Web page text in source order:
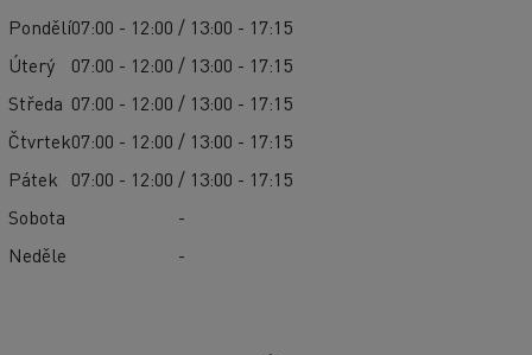
Pondělí07:00 - 12:00 / 13:00 - 17:15
Úterý
07:00 - 12:00 / 13:00 - 17:15
Středa 07:00 - 12:00 / 13:00 - 17:15
Čtvrtek07:00 - 12:00 / 13:00 - 17:15
Pátek
07:00 - 12:00 / 13:00 - 17:15
Sobota
-
Neděle
-